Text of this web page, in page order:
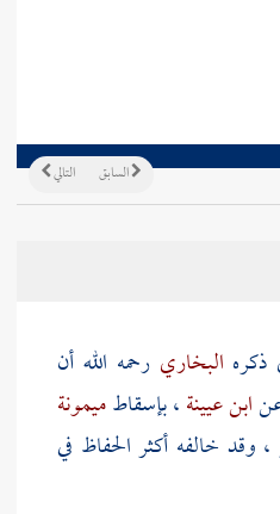
التالي السابق
البخاريرحمه الله أن
ابن عيينة، بإسقاطميمونة
وقد خالفه أكثر الحفاظ في